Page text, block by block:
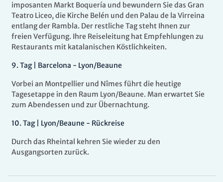
imposanten Markt Boquería und bewundern Sie das Gran
Teatro Liceo, die Kirche Belén und den Palau de la Virreina
entlang der Rambla. Der restliche Tag steht Ihnen zur
freien Verfügung. Ihre Reiseleitung hat Empfehlungen zu
Restaurants mit katalanischen Köstlichkeiten.
9. Tag | Barcelona - Lyon/Beaune
Vorbei an Montpellier und Nîmes führt die heutige
Tagesetappe in den Raum Lyon/Beaune. Man erwartet Sie
zum Abendessen und zur Übernachtung.
10. Tag | Lyon/Beaune - Rückreise
Durch das Rheintal kehren Sie wieder zu den
Ausgangsorten zurück.